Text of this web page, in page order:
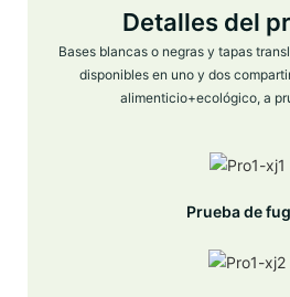
Detalles del
Bases blancas o negras y tapas
disponibles en uno y dos
alimenticio+ecológico, a
Prueba de